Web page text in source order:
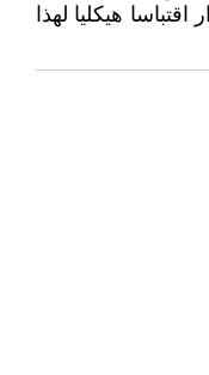
اقتباسا هيكليا لهذا